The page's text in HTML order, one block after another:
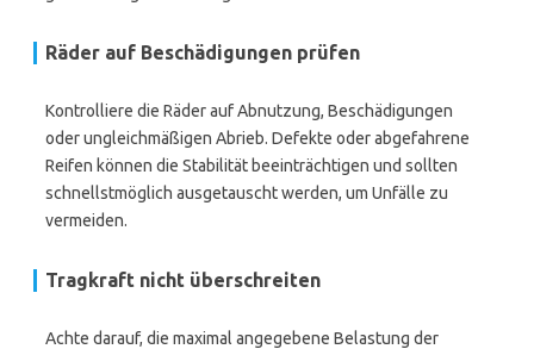
Räder auf Beschädigungen prüfen
Kontrolliere die Räder auf Abnutzung, Beschädigungen
oder ungleichmäßigen Abrieb. Defekte oder abgefahrene
Reifen können die Stabilität beeinträchtigen und sollten
schnellstmöglich ausgetauscht werden, um Unfälle zu
vermeiden.
Tragkraft nicht überschreiten
Achte darauf, die maximal angegebene Belastung der